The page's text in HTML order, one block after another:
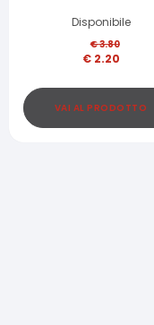
Disponibile
€3.80
€ 2.20
VAI AL PRODOTTO